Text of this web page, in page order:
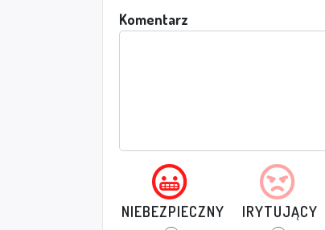
Komentarz
NIEBEZPIECZNY IRYTUJĄCY